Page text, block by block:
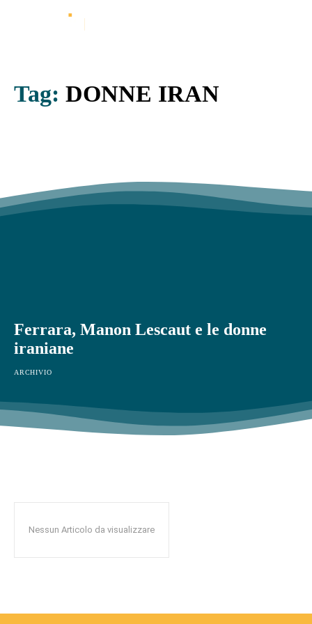
Tag: DONNE IRAN
Ferrara, Manon Lescaut e le donne
iraniane
ARCHIVIO
Nessun Articolo da visualizzare